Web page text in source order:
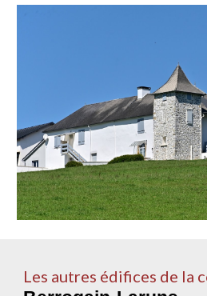
Les autres édifices de la